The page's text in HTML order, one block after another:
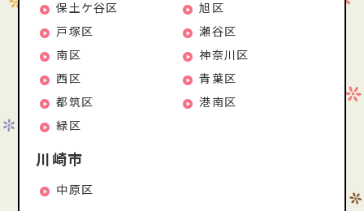
保土ケ谷区
旭区
戸塚区
瀬谷区
南区
神奈川区
西区
青葉区
都筑区
港南区
緑区
川崎市
中原区